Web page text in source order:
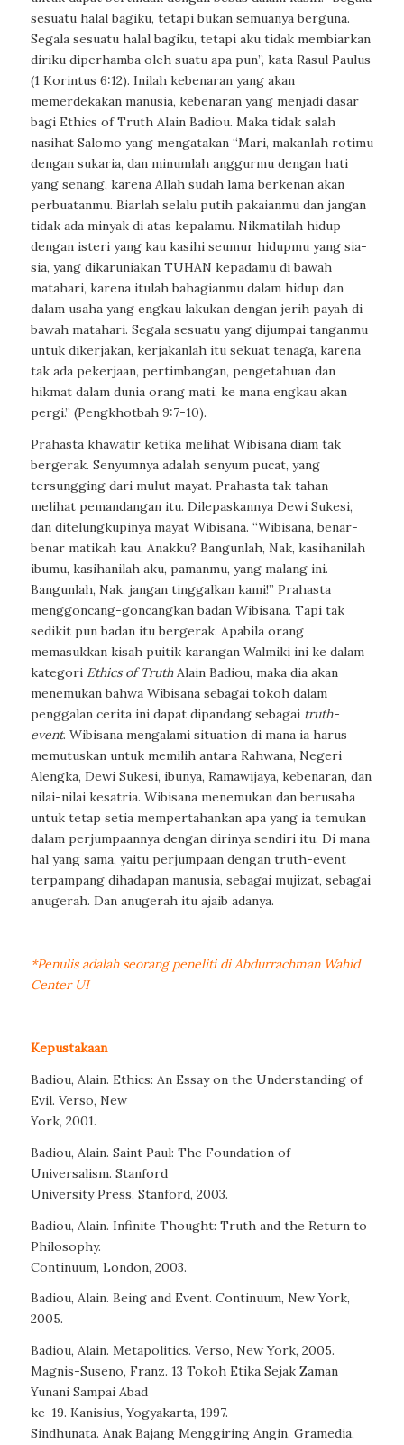
sesuatu halal bagiku, tetapi bukan semuanya berguna.
Segala sesuatu halal bagiku, tetapi aku tidak membiarkan
diriku diperhamba oleh suatu apa pun”, kata Rasul Paulus
(1 Korintus 6:12). Inilah kebenaran yang akan
memerdekakan manusia, kebenaran yang menjadi dasar
bagi Ethics of Truth Alain Badiou. Maka tidak salah
nasihat Salomo yang mengatakan “Mari, makanlah rotimu
dengan sukaria, dan minumlah anggurmu dengan hati
yang senang, karena Allah sudah lama berkenan akan
perbuatanmu. Biarlah selalu putih pakaianmu dan jangan
tidak ada minyak di atas kepalamu. Nikmatilah hidup
dengan isteri yang kau kasihi seumur hidupmu yang sia-
sia, yang dikaruniakan TUHAN kepadamu di bawah
matahari, karena itulah bahagianmu dalam hidup dan
dalam usaha yang engkau lakukan dengan jerih payah di
bawah matahari. Segala sesuatu yang dijumpai tanganmu
untuk dikerjakan, kerjakanlah itu sekuat tenaga, karena
tak ada pekerjaan, pertimbangan, pengetahuan dan
hikmat dalam dunia orang mati, ke mana engkau akan
pergi.” (Pengkhotbah 9:7-10).
Prahasta khawatir ketika melihat Wibisana diam tak
bergerak. Senyumnya adalah senyum pucat, yang
tersungging dari mulut mayat. Prahasta tak tahan
melihat pemandangan itu. Dilepaskannya Dewi Sukesi,
dan ditelungkupinya mayat Wibisana. “Wibisana, benar-
benar matikah kau, Anakku? Bangunlah, Nak, kasihanilah
ibumu, kasihanilah aku, pamanmu, yang malang ini.
Bangunlah, Nak, jangan tinggalkan kami!” Prahasta
menggoncang-goncangkan badan Wibisana. Tapi tak
sedikit pun badan itu bergerak. Apabila orang
memasukkan kisah puitik karangan Walmiki ini ke dalam
kategori Ethics of TruthAlain Badiou, maka dia akan
menemukan bahwa Wibisana sebagai tokoh dalam
penggalan cerita ini dapat dipandang sebagai truth-
event. Wibisana mengalami situation di mana ia harus
memutuskan untuk memilih antara Rahwana, Negeri
Alengka, Dewi Sukesi, ibunya, Ramawijaya, kebenaran, dan
nilai-nilai kesatria. Wibisana menemukan dan berusaha
untuk tetap setia mempertahankan apa yang ia temukan
dalam perjumpaannya dengan dirinya sendiri itu. Di mana
hal yang sama, yaitu perjumpaan dengan truth-event
terpampang dihadapan manusia, sebagai mujizat, sebagai
anugerah. Dan anugerah itu ajaib adanya.
*Penulis adalah seorang peneliti di Abdurrachman Wahid
Center UI
Kepustakaan
Badiou, Alain. Ethics: An Essay on the Understanding of
Evil. Verso, New
York, 2001.
Badiou, Alain. Saint Paul: The Foundation of
Universalism. Stanford
University Press, Stanford, 2003.
Badiou, Alain. Infinite Thought: Truth and the Return to
Philosophy.
Continuum, London, 2003.
Badiou, Alain. Being and Event. Continuum, New York,
2005.
Badiou, Alain. Metapolitics. Verso, New York, 2005.
Magnis-Suseno, Franz. 13 Tokoh Etika Sejak Zaman
Yunani Sampai Abad
ke-19. Kanisius, Yogyakarta, 1997.
Sindhunata. Anak Bajang Menggiring Angin. Gramedia,